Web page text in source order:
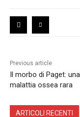
Previous article
Il morbo di Paget: una
malattia ossea rara
ARTICOLI RECENTI